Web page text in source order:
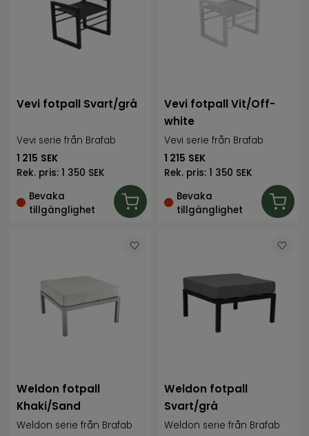
Vevi fotpall Svart/grå
Vevi serie från Brafab
1 215 SEK
Rek. pris: 1 350 SEK
Bevaka
tillgänglighet
Vevi fotpall Vit/Off-
white
Vevi serie från Brafab
1 215 SEK
Rek. pris: 1 350 SEK
Bevaka
tillgänglighet
Weldon fotpall
Khaki/Sand
Weldon serie från Brafab
Weldon fotpall
Svart/grå
Weldon serie från Brafab